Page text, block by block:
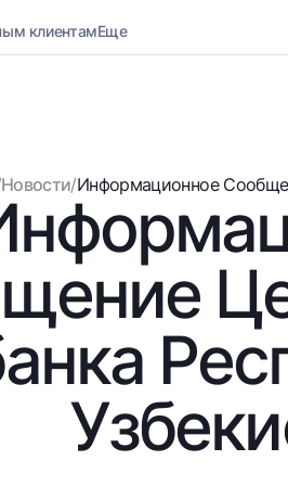
Вклады
Для всех
До востребования
Евро
Возможно все
До востребования USD
Для всех USD
Золотой депозит
клиентамЕще
Черно-
Включить
Новости/Информационное